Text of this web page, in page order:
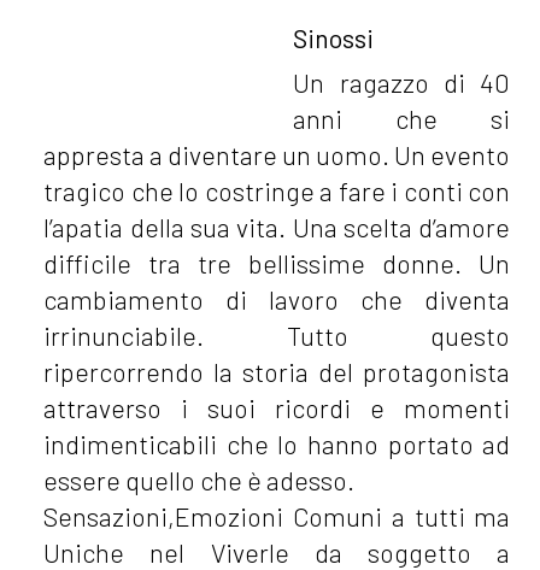
Sinossi
Un ragazzo di 40
anni che si
appresta a diventare un uomo. Un evento
tragico che lo costringe a fare i conti con
l’apatia della sua vita. Una scelta d’amore
difficile tra tre bellissime donne. Un
cambiamento di lavoro che diventa
irrinunciabile. Tutto questo
ripercorrendo la storia del protagonista
attraverso i suoi ricordi e momenti
indimenticabili che lo hanno portato ad
essere quello che è adesso.
Sensazioni,Emozioni Comuni a tutti ma
Uniche nel Viverle da soggetto a